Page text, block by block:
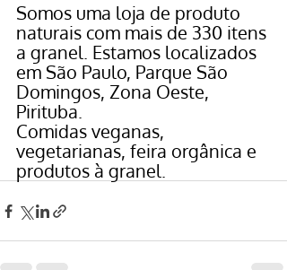
Somos uma loja de produto
naturais com mais de 330 itens
a granel. Estamos localizados
em São Paulo, Parque São
Domingos, Zona Oeste,
Pirituba.
Comidas veganas,
vegetarianas, feira orgânica e
produtos à granel.